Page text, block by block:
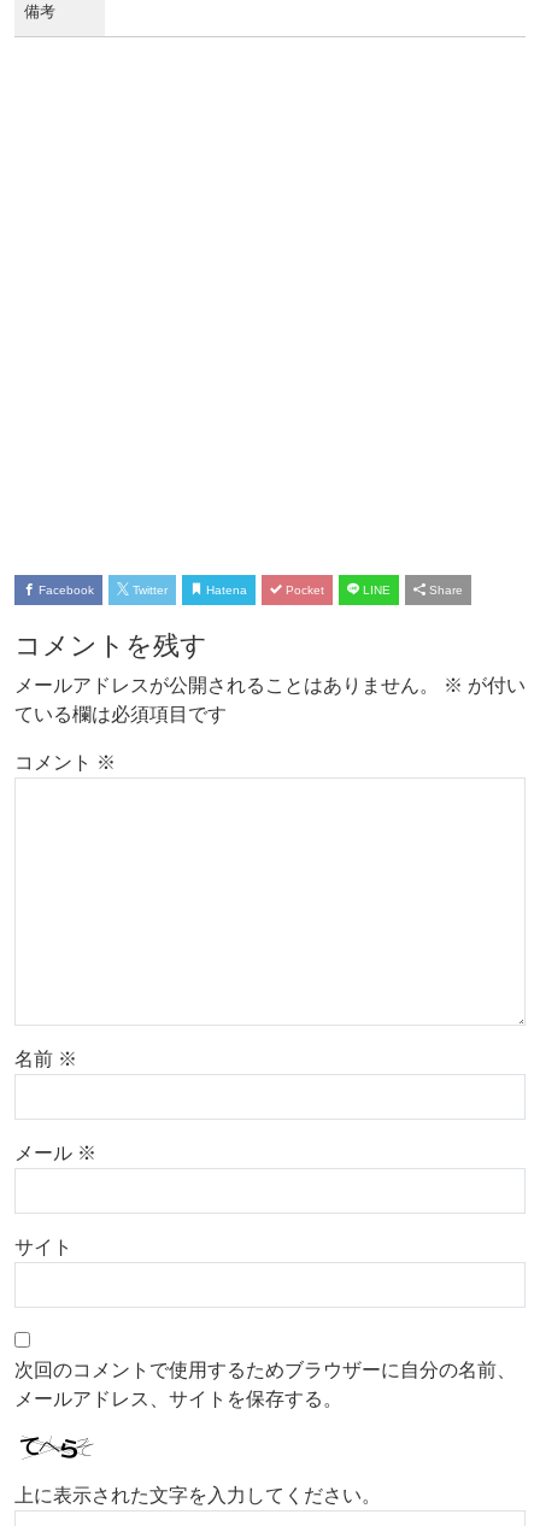
備考
Facebook Twitter Hatena Pocket LINE Share
コメントを残す
メールアドレスが公開されることはありません。 ※ が付い
ている欄は必須項目です
コメント ※
名前 ※
メール ※
サイト
次回のコメントで使用するためブラウザーに自分の名前、
メールアドレス、サイトを保存する。
上に表示された文字を入力してください。